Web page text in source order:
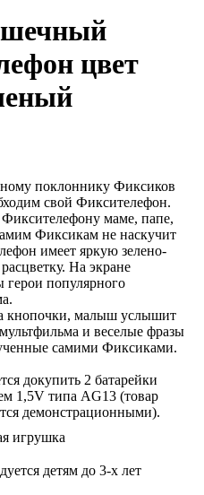
цвет
поклоннику Фиксиков
свой Фиксителефон.
маме, папе,
Фиксикам не наскучит
имеет яркую зелено-
На экране
герои популярного
кнопочки, малыш услышит
и веселые фразы
самими Фиксиками.
докупить 2 батарейки
1,5V типа AG13 (товар
демонстрационными).
игрушка
детям до 3-х лет